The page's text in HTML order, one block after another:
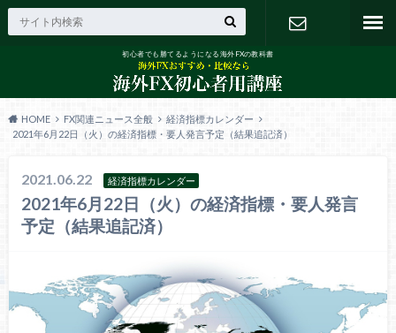
初心者でも勝てるようになる海外FXの教科書
HOME FX関連ニュース全般
経済指標カレンダー
2021年6月22日（火）の経済指標・要人発言予定（結果追記済）
2021.06.22 経済指標カレンダー
2021年6月22日（火）の経済指標・要人発言
予定（結果追記済）